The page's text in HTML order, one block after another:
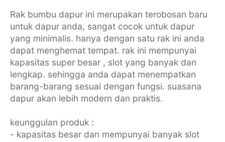
Rak bumbu dapur ini merupakan terobosan baru
untuk dapur anda, sangat cocok untuk dapur
yang minimalis. hanya dengan satu rak ini anda
dapat menghemat tempat. rak ini mempunyai
kapasitas super besar , slot yang banyak dan
lengkap. sehingga anda dapat menempatkan
barang-barang sesuai dengan fungsi. suasana
dapur akan lebih modern dan praktis.
keunggulan produk :
- kapasitas besar dan mempunyai banyak slot